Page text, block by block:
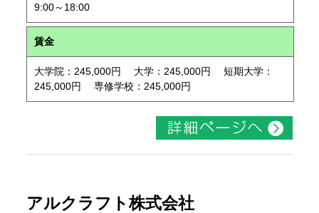
9:00～18:00
賃金
大学院：245,000円 大学：245,000円 短期大学：
245,000円 専修学校：245,000円
アルクラフト株式会社